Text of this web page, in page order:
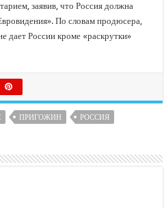
заявив, что Россия должна
По словам продюсера,
дает России кроме «раскрутки»
ПРИГОЖИН РОССИЯ